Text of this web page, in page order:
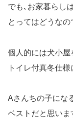
でも､お家暮らし
とってはどうなの
個人的には犬小屋
トイレ付真冬仕
Aさんちの子にな
ベストだと思いま